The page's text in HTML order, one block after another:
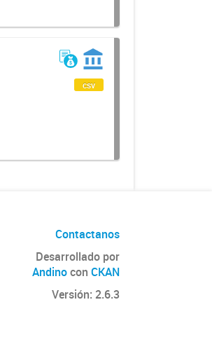
csv
Contactanos
Desarrollado por
Andinocon CKAN
Versión: 2.6.3